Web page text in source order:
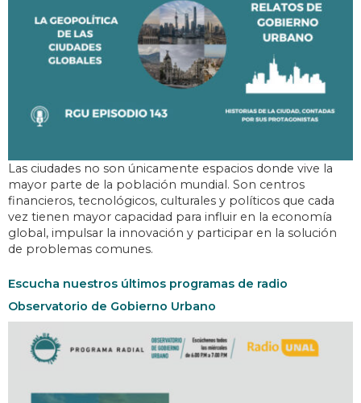
Las ciudades no son únicamente espacios donde vive la
mayor parte de la población mundial. Son centros
financieros, tecnológicos, culturales y políticos que cada
vez tienen mayor capacidad para influir en la economía
global, impulsar la innovación y participar en la solución
de problemas comunes.
Escucha nuestros últimos programas de radio
Observatorio de Gobierno Urbano